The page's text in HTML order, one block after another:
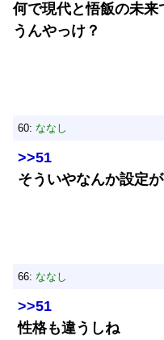
何で現代と悟飯の未
うんやっけ？
60: ななし
>>51
そういやなんか設定
66: ななし
>>51
性格も違うしね